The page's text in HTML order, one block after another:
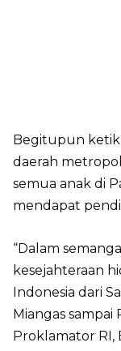
Begitupun
daerah
semua anak di
mendapat
“Dalam
kesejahteraan
Indonesia dari
Miangas
Proklamator RI,